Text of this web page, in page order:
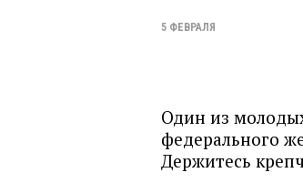
5 ФЕВРАЛЯ
Один из
федерального
Держитесь